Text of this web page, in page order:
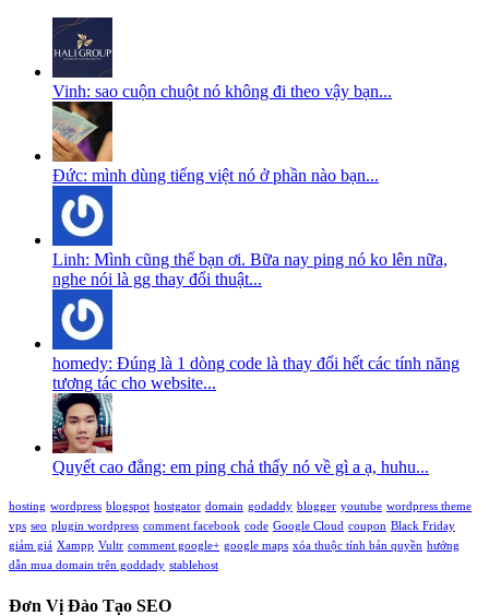
Vinh: sao cuộn chuột nó không đi theo vậy bạn...
Đức: mình dùng tiếng việt nó ở phần nào bạn...
Linh: Mình cũng thế bạn ơi. Bữa nay ping nó ko lên nữa,
nghe nói là gg thay đổi thuật...
homedy: Đúng là 1 dòng code là thay đổi hết các tính năng
tương tác cho website...
Quyết cao đẳng: em ping chả thấy nó về gì a ạ, huhu...
hosting wordpress blogspot hostgator domain godaddy blogger youtube wordpress theme
vps seo plugin wordpress comment facebook code Google Cloud coupon Black Friday
giảm giá Xampp Vultr comment google+ google maps xóa thuộc tính bản quyền hướng
dẫn mua domain trên goddady stablehost
Đơn Vị Đào Tạo SEO